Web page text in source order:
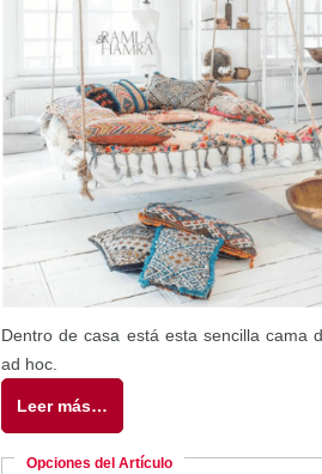
Dentro de casa está esta sencilla cama
ad hoc.
Leer más…
Opciones del Artículo